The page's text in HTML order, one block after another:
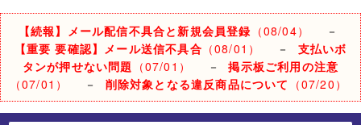
【続報】メール配信不具合と新規会員登録 （08/04）
－
【重要 要確認】メール送信不具合 （08/01） － 支払いボ
タンが押せない問題 （07/01） －掲示板ご利用の注意
（07/01）
－ 削除対象となる違反商品について （07/20）